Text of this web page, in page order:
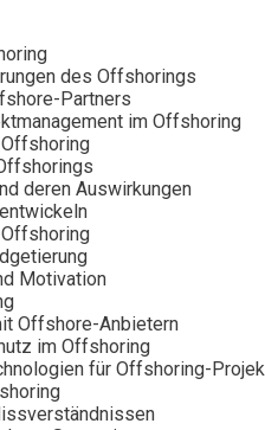
des Offshorings
Partners
im Offshoring
deren Auswirkungen
Motivation
Offshore-Anbietern
im Offshoring
für Offshoring-